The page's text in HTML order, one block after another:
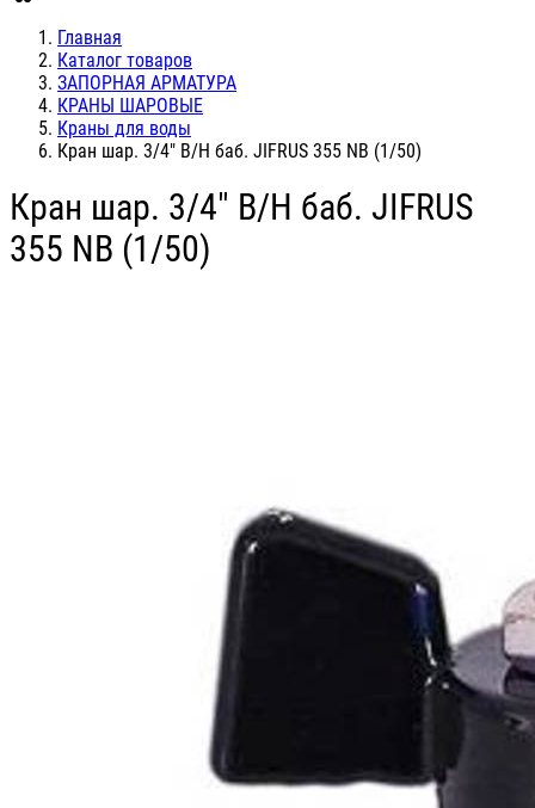
Главная
Каталог товаров
ЗАПОРНАЯ АРМАТУРА
КРАНЫ ШАРОВЫЕ
Краны для воды
Кран шар. 3/4" В/Н баб. JIFRUS 355 NB (1/50)
Кран шар. 3/4" В/Н баб. JIFRUS
355 NB (1/50)